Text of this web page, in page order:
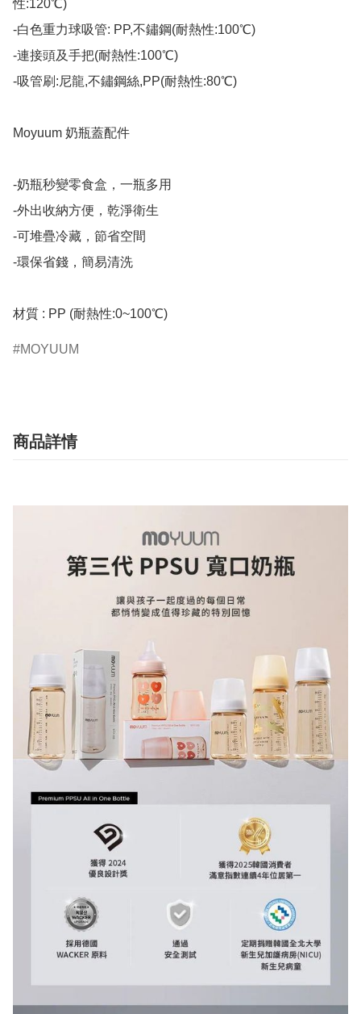
性:120℃)
-白色重力球吸管: PP,不鏽鋼(耐熱性:100℃)
-連接頭及手把(耐熱性:100℃)
-吸管刷:尼龍,不鏽鋼絲,PP(耐熱性:80℃)
Moyuum 奶瓶蓋配件
-奶瓶秒變零食盒，一瓶多用
-外出收納方便，乾淨衛生
-可堆疊冷藏，節省空間
-環保省錢，簡易清洗
材質 : PP (耐熱性:0~100℃)
MOYUUM
商品詳情